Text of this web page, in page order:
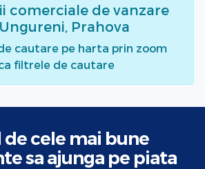
comerciale de vanzare
Prahova
cautare pe harta prin zoom
filtrele de cautare
cele mai bune
sa ajunga pe piata